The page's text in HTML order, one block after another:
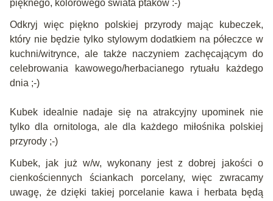
pięknego, kolorowego świata ptaków :-)
Odkryj więc piękno polskiej przyrody mając kubeczek,
który nie będzie tylko stylowym dodatkiem na półeczce w
kuchni/witrynce, ale także naczyniem zachęcającym do
celebrowania kawowego/herbacianego rytuału każdego
dnia ;-)
Kubek idealnie nadaje się na atrakcyjny upominek nie
tylko dla ornitologa, ale dla każdego miłośnika polskiej
przyrody ;-)
Kubek, jak już w/w, wykonany jest z dobrej jakości o
cienkościennych ściankach porcelany, więc zwracamy
uwagę, że dzięki takiej porcelanie kawa i herbata będą